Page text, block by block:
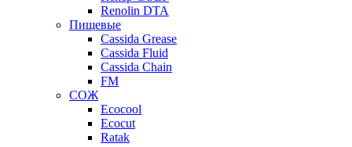
Renolin DTA
Пищевые
Cassida Grease
Cassida Fluid
Cassida Chain
FM
СОЖ
Ecocool
Ecocut
Ratak